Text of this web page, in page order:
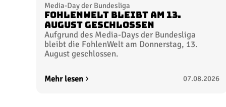
Media-Day der Bundesliga
FohlenWelt bleibt am 13.
August geschlossen
Aufgrund des Media-Days der Bundesliga
bleibt die FohlenWelt am Donnerstag, 13.
August geschlossen.
Mehr lesen 07.08.2026